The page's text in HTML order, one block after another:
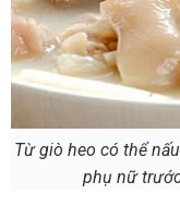
Từ giò heo có thể
phụ nữ